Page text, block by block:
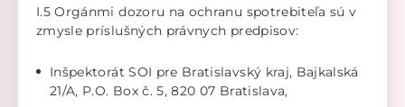
I.5 Orgánmi dozoru na ochranu spotrebiteľa sú v
zmysle príslušných právnych predpisov:
Inšpektorát SOI pre Bratislavský kraj, Bajkalská
21/A, P.O. Box č. 5, 820 07 Bratislava,